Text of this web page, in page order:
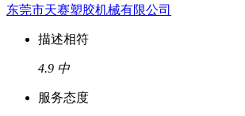
东莞市天赛塑胶机械有限公司
描述相符
4.9 中
服务态度